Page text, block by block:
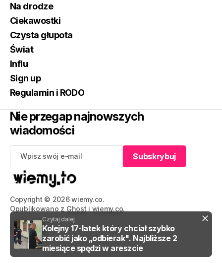
Czytaj dalej
Kolejny 17-latek który chciał szybko
zarobić jako „odbierak". Najbliższe 2
miesiące spędzi w areszcie
Copyright © 2026 wiemy.co.
Opublikowano z Ghost i wiemy.co.
Na drodze
Ciekawostki
Czysta głupota
Świat
Influ
Sign up
Regulamin i RODO
Nie przegap najnowszych
wiadomości
Subskrybuj
Subskrybuj